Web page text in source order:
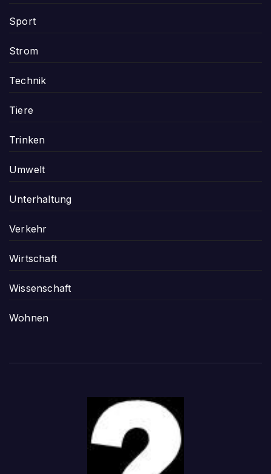
Sport
Strom
Technik
Tiere
Trinken
Umwelt
Unterhaltung
Verkehr
Wirtschaft
Wissenschaft
Wohnen